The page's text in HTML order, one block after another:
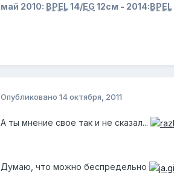
май 2010: BPEL14/EG 12см - 2014:BPEL
Опубликовано 14 октября, 2011
А ты мнение свое так и не сказал...
Думаю, что можно беспредельно